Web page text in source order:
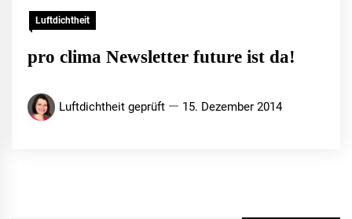
Luftdichtheit
pro clima Newsletter future ist da!
Luftdichtheit geprüft 15. Dezember 2014